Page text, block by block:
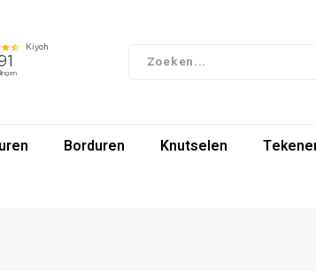
Borduren Knutselen